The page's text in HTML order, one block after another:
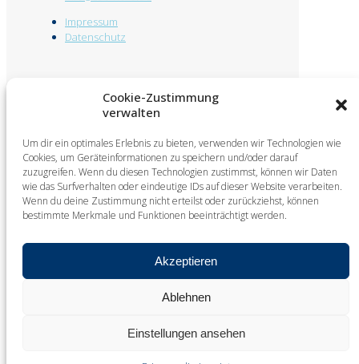
Cookie-Zustimmung
verwalten
Um dir ein optimales Erlebnis zu bieten, verwenden wir Technologien wie
Cookies, um Geräteinformationen zu speichern und/oder darauf
zuzugreifen. Wenn du diesen Technologien zustimmst, können wir Daten
wie das Surfverhalten oder eindeutige IDs auf dieser Website verarbeiten.
Wenn du deine Zustimmung nicht erteilst oder zurückziehst, können
bestimmte Merkmale und Funktionen beeinträchtigt werden.
Akzeptieren
Ablehnen
Einstellungen ansehen
Impressum
Datenschutz
© 2025 Sonderanlagenbau Nord GmbH. All Rights
Textile industry – Doffer Systeme
Textile industry manipulator for nozzle
packages
Textile industry-Automatic handling system
Textile industry – Transport systems for
Textile industry – Empty tube handling
Textile industry floor-guided doffing system